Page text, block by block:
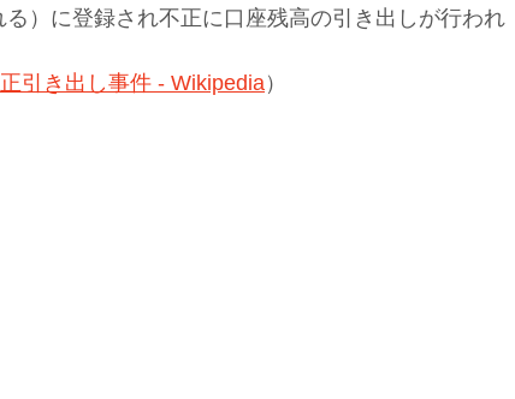
る）に登録され不正に口座残高の引き出しが行われ
引き出し事件 - Wikipedia）